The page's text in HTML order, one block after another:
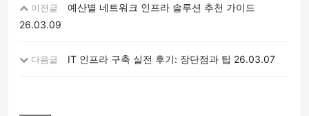
이전글
예산별 네트워크 인프라 솔루션 추천 가이드
26.03.09
다음글 IT 인프라 구축 실전 후기: 장단점과 팁 26.03.07